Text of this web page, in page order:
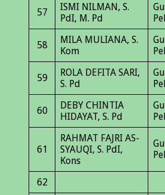
57
ISMI NILMAN, S.
PdI, M. Pd
58
MILA MULIANA, S.
Kom
59
ROLA DEFITA SARI,
S. Pd
60
DEBY CHINTIA
HIDAYAT, S. Pd
61
RAHMAT FAJRI AS-
SYAUQI, S. PdI,
Kons
62